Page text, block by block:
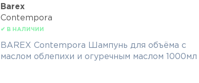
Barex
Contempora
✔ В НАЛИЧИИ
BAREX Contempora Шампунь для объёма с
маслом облепихи и огуречным маслом 1000мл